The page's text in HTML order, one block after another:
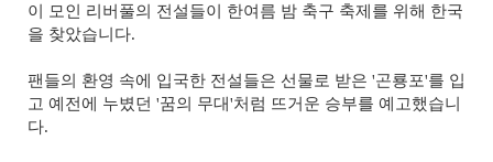
이 모인 리버풀의 전설들이 한여름 밤 축구 축제를 위해 한국
을 찾았습니다.
팬들의 환영 속에 입국한 전설들은 선물로 받은 '곤룡포'를 입
고 예전에 누볐던 '꿈의 무대'처럼 뜨거운 승부를 예고했습니
다.